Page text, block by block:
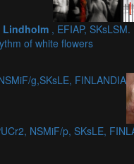
Lindholm , EFIAP,
of white flowers
g,SKsLE, FINLANDIA
NSMiF/p, SKsLE,